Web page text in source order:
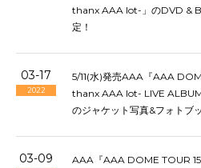
thanx AAA lot-」のDVD &
定！
03-17
2022
5/11(水)発売AAA『AAA
thanx AAA lot- LIVE ALBUM
のジャケット写真&フォトブ
03-09
AAA『AAA DOME TOUR